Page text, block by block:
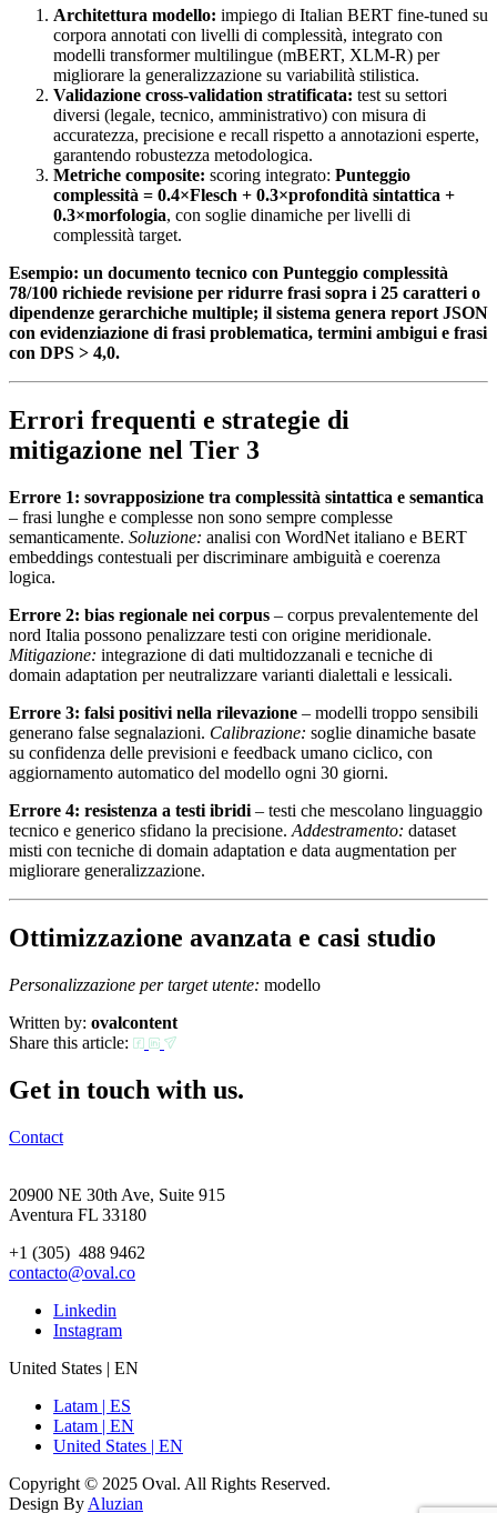
Architettura modello: impiego di Italian BERT fine-tuned su
corpora annotati con livelli di complessità, integrato con
modelli transformer multilingue (mBERT, XLM-R) per
migliorare la generalizzazione su variabilità stilistica.
Validazione cross-validation stratificata: test su settori
diversi (legale, tecnico, amministrativo) con misura di
accuratezza, precisione e recall rispetto a annotazioni esperte,
garantendo robustezza metodologica.
Metriche composite: scoring integrato: Punteggio
complessità = 0.4×Flesch + 0.3×profondità sintattica +
0.3×morfologia, con soglie dinamiche per livelli di
complessità target.
Esempio: un documento tecnico con Punteggio complessità
78/100 richiede revisione per ridurre frasi sopra i 25 caratteri o
dipendenze gerarchiche multiple; il sistema genera report JSON
con evidenziazione di frasi problematica, termini ambigui e frasi
con DPS > 4,0.
Errori frequenti e strategie di
mitigazione nel Tier 3
Errore 1: sovrapposizione tra complessità sintattica e semantica
– frasi lunghe e complesse non sono sempre complesse
semanticamente. Soluzione: analisi con WordNet italiano e BERT
embeddings contestuali per discriminare ambiguità e coerenza
logica.
Errore 2: bias regionale nei corpus – corpus prevalentemente del
nord Italia possono penalizzare testi con origine meridionale.
Mitigazione: integrazione di dati multidozzanali e tecniche di
domain adaptation per neutralizzare varianti dialettali e lessicali.
Errore 3: falsi positivi nella rilevazione – modelli troppo sensibili
generano false segnalazioni. Calibrazione: soglie dinamiche basate
su confidenza delle previsioni e feedback umano ciclico, con
aggiornamento automatico del modello ogni 30 giorni.
Errore 4: resistenza a testi ibridi – testi che mescolano linguaggio
tecnico e generico sfidano la precisione. Addestramento: dataset
misti con tecniche di domain adaptation e data augmentation per
migliorare generalizzazione.
Ottimizzazione avanzata e casi studio
Personalizzazione per target utente: modello
Written by: ovalcontent
Share this article:
Get in touch with us.
Contact
20900 NE 30th Ave, Suite 915
Aventura FL 33180
+1 (305) 488 9462
contacto@oval.co
Linkedin
Instagram
United States | EN
Latam | ES
Latam | EN
United States | EN
Copyright © 2025 Oval. All Rights Reserved.
Design By Aluzian